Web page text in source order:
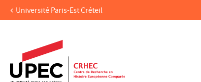
Aller au contenu
Recherche
Navigation secondaire
Université Paris-Est Créteil